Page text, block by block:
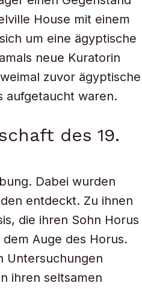
House mit einem
um eine ägyptische
neue Kuratorin
zuvor ägyptische
aufgetaucht waren.
des 19.
Dabei wurden
entdeckt. Zu ihnen
die ihren Sohn Horus
Auge des Horus.
Untersuchungen
ihren seltsamen